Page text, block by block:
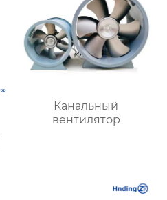
Канальный
вентилятор